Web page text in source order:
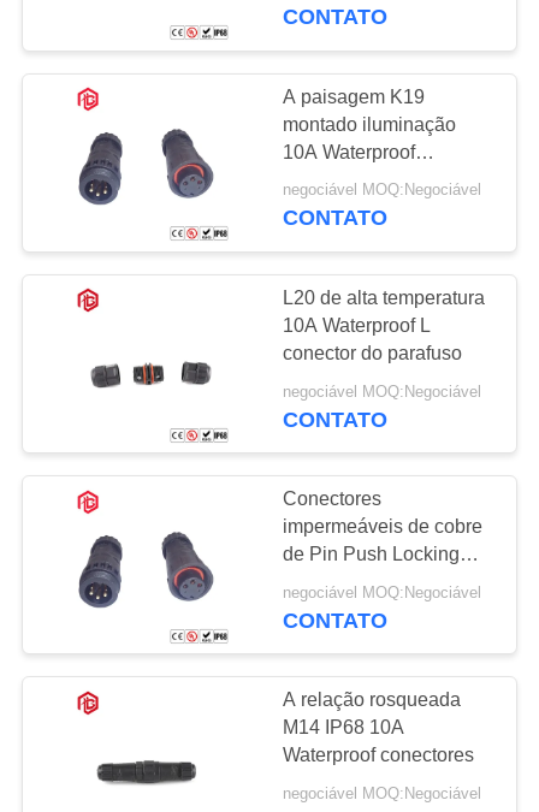
Conector de cabo à
prova d'água
96
Conector
impermeável da
montagem do painel
Multi conectores de
Pin impermeáveis
36
CONTATO
A paisagem K19
montado iluminação
10A Waterproof
conectores
negociável MOQ:Negociável
CONTATO
L20 de alta temperatura
10A Waterproof L
conector do parafuso
negociável MOQ:Negociável
CONTATO
Conectores
impermeáveis de cobre
de Pin Push Locking
Nylon 300V 10A do
contato da liga
negociável MOQ:Negociável
CONTATO
A relação rosqueada
M14 IP68 10A
Waterproof conectores
negociável MOQ:Negociável